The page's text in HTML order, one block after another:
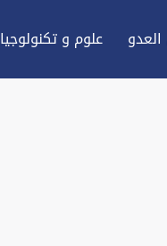
علوم و تكنولوجيا